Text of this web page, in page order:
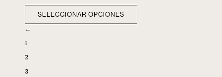
SELECCIONAR OPCIONES
←
1
2
3